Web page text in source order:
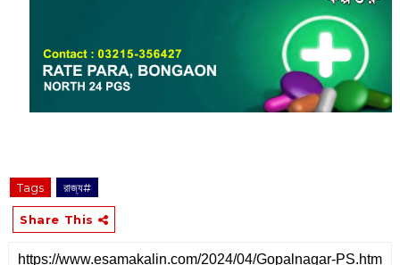
Tags রাজ্য#
Share This